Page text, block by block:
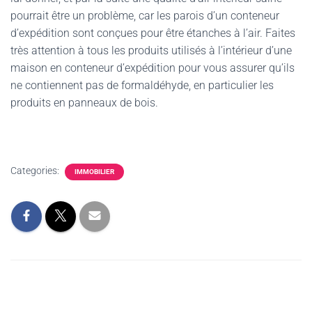
pourrait être un problème, car les parois d’un conteneur
d’expédition sont conçues pour être étanches à l’air. Faites
très attention à tous les produits utilisés à l’intérieur d’une
maison en conteneur d’expédition pour vous assurer qu’ils
ne contiennent pas de formaldéhyde, en particulier les
produits en panneaux de bois.
Categories: IMMOBILIER